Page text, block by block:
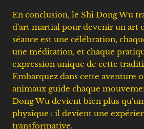
En conclusion, le Shi Dong Wu
d'art martial pour devenir un art
séance est une célébration,
une méditation, et chaque
expression unique de cette
Embarquez dans cette aventure
animaux guide chaque
Dong Wu devient bien plus
physique : il devient une
transformative.